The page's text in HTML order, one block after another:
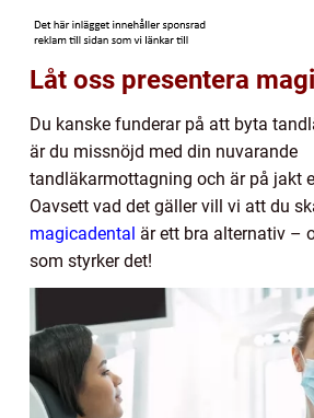
Låt oss presentera
Du kanske funderar på att byta
är du missnöjd med din nuvarande
tandläkarmottagning och är på jakt
Oavsett vad det gäller vill vi att du
magicadental är ett bra alternativ –
som styrker det!